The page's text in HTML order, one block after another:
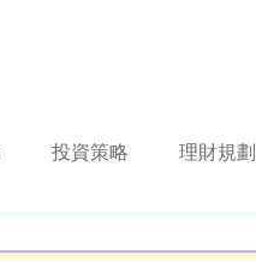
投資策略 理財規劃